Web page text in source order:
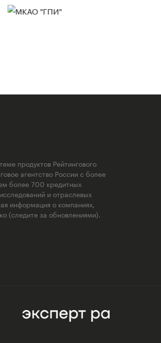
продуктов Рейтингового
агентство России с более
более 700 кредитных
и отраслевых
информация о компаниях,
(следите за обновлениями).